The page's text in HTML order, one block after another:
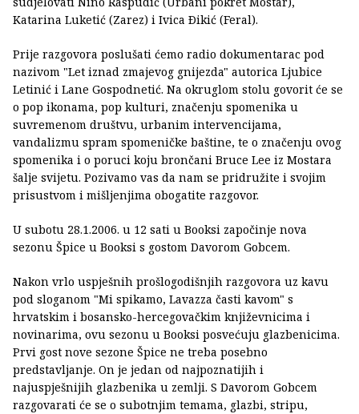
Katarina Luketić (Zarez) i Ivica Ðikić (Feral).
Prije razgovora poslušati ćemo radio dokumentarac pod
nazivom "Let iznad zmajevog gnijezda" autorica Ljubice
Letinić i Lane Gospodnetić. Na okruglom stolu govorit će se
o pop ikonama, pop kulturi, značenju spomenika u
suvremenom društvu, urbanim intervencijama,
vandalizmu spram spomeničke baštine, te o značenju ovog
spomenika i o poruci koju brončani Bruce Lee iz Mostara
šalje svijetu. Pozivamo vas da nam se pridružite i svojim
prisustvom i mišljenjima obogatite razgovor.
U subotu 28.1.2006. u 12 sati u Booksi započinje nova
sezonu Špice u Booksi s gostom Davorom Gobcem.
Nakon vrlo uspješnih prošlogodišnjih razgovora uz kavu
pod sloganom "Mi spikamo, Lavazza časti kavom" s
hrvatskim i bosansko-hercegovačkim književnicima i
novinarima, ovu sezonu u Booksi posvećuju glazbenicima.
Prvi gost nove sezone Špice ne treba posebno
predstavljanje. On je jedan od najpoznatijih i
najuspješnijih glazbenika u zemlji. S Davorom Gobcem
razgovarati će se o subotnjim temama, glazbi, stripu,